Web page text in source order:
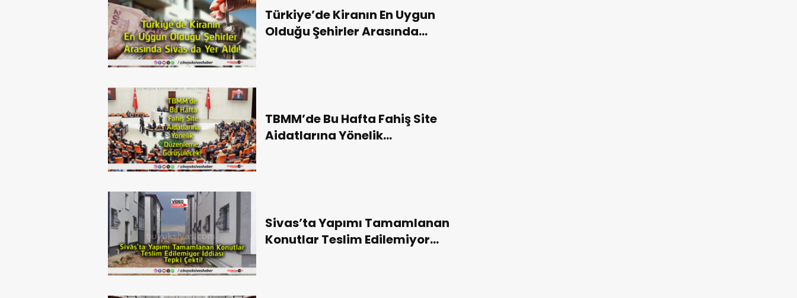
Türkiye’de Kiranın En Uygun
Olduğu Şehirler Arasında
TBMM’de Bu Hafta Fahiş Site
Aidatlarına Yönelik
Sivas’ta Yapımı Tamamlanan
Konutlar Teslim Edilemiyor